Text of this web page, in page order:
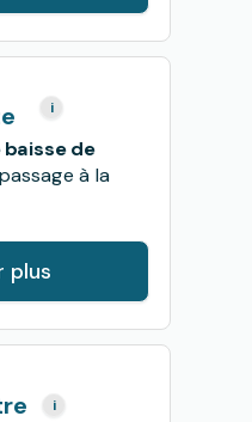
de
à la
plus
i
i